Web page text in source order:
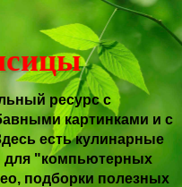
ресурс с
картинками и с
есть кулинарные
для "компьютерных
подборки полезных